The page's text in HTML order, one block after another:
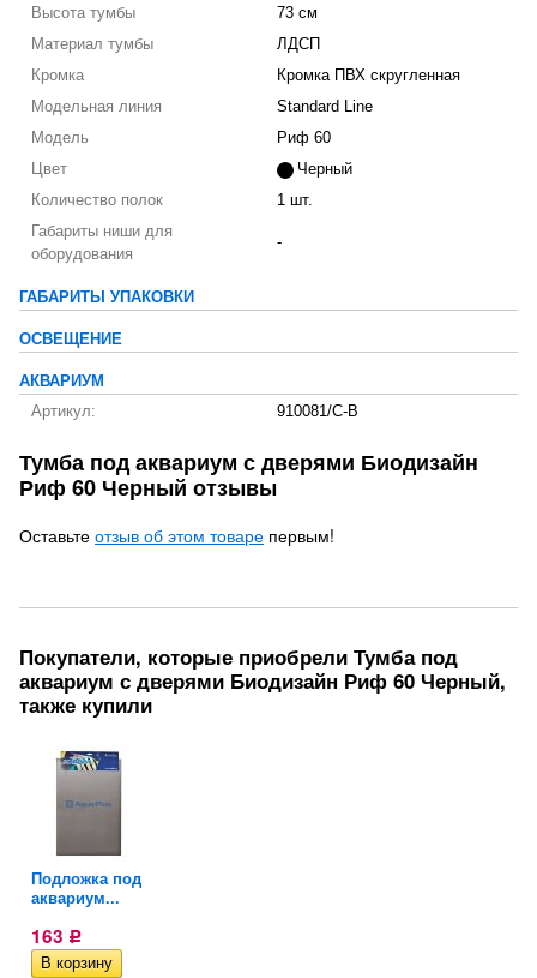
Высота тумбы
73 см
Материал тумбы
ЛДСП
Кромка
Кромка ПВХ скругленная
Модельная линия
Standard Line
Модель
Риф 60
Цвет
Черный
Количество полок
1 шт.
Габариты ниши для
оборудования
-
ГАБАРИТЫ УПАКОВКИ
ОСВЕЩЕНИЕ
АКВАРИУМ
Артикул:
910081/C-B
Тумба под аквариум с дверями Биодизайн
Риф 60 Черный отзывы
Оставьте отзыв об этом товаре первым!
Покупатели, которые приобрели Тумба под
аквариум с дверями Биодизайн Риф 60 Черный,
также купили
Подложка под
аквариум...
163 Р